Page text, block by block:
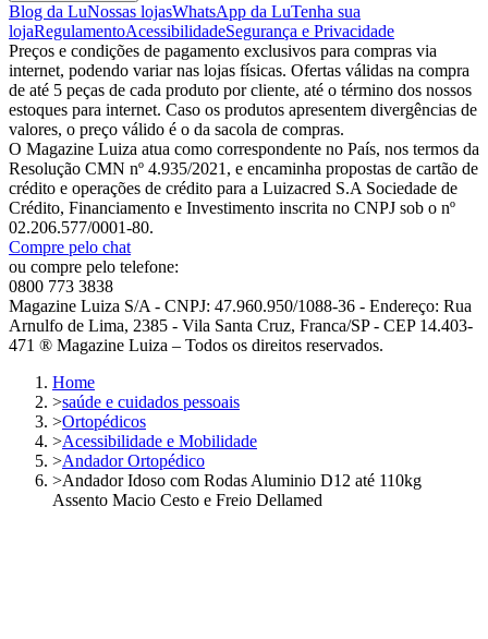
Blog da LuNossas lojasWhatsApp da LuTenha sua
lojaRegulamentoAcessibilidadeSegurança e Privacidade
Preços e condições de pagamento exclusivos para compras via
internet, podendo variar nas lojas físicas. Ofertas válidas na compra
de até 5 peças de cada produto por cliente, até o término dos nossos
estoques para internet. Caso os produtos apresentem divergências de
valores, o preço válido é o da sacola de compras.
O Magazine Luiza atua como correspondente no País, nos termos da
Resolução CMN nº 4.935/2021, e encaminha propostas de cartão de
crédito e operações de crédito para a Luizacred S.A Sociedade de
Crédito, Financiamento e Investimento inscrita no CNPJ sob o nº
02.206.577/0001-80.
Compre pelo chat
ou compre pelo telefone:
0800 773 3838
Magazine Luiza S/A - CNPJ: 47.960.950/1088-36 - Endereço: Rua
Arnulfo de Lima, 2385 - Vila Santa Cruz, Franca/SP - CEP 14.403-
471 ® Magazine Luiza – Todos os direitos reservados.
Home
>saúde e cuidados pessoais
>Ortopédicos
>Acessibilidade e Mobilidade
>Andador Ortopédico
>Andador Idoso com Rodas Aluminio D12 até 110kg
Assento Macio Cesto e Freio Dellamed